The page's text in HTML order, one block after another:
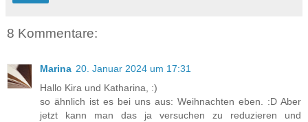
8 Kommentare:
Marina 20. Januar 2024 um 17:31
Hallo Kira und Katharina, :)
so ähnlich ist es bei uns aus: Weihnachten eben. :D Aber
jetzt kann man das ja versuchen zu reduzieren und